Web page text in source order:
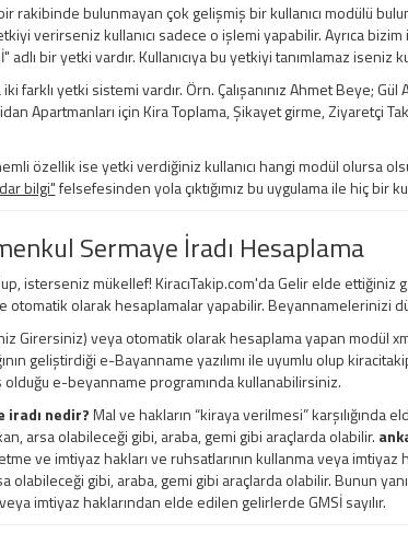
rakibinde bulunmayan çok gelişmiş bir kullanıcı modülü
verirseniz kullanıcı sadece o işlemi yapabilir. Ayrıca
adlı bir yetki vardır. Kullanıcıya bu yetkiyi tanımlamaz
farklı yetki sistemi vardır. Örn. Çalışanınız Ahmet Beye;
Apartmanları için Kira Toplama, Şikayet girme, Ziyaretçi
özellik ise yetki verdiğiniz kullanıcı hangi modül olursa
bilgi"felsefesinden yola çıktığımız bu uygulama ile hiç bir
Sermaye İradı Hesaplama
isterseniz mükellef! KiracıTakip.com'da Gelir elde ettiğiniz
otomatik olarak hesaplamalar yapabilir. Beyannamelerinizi
Girersiniz) veya otomatik olarak hesaplama yapan modül
geliştirdiği e-Bayanname yazılımı ile uyumlu olup
olduğu e-beyanname programında kullanabilirsiniz.
iradı nedir?Mal ve hakların “kiraya verilmesi” karşılığında
arsa olabileceği gibi, araba, gemi gibi araçlarda olabilir.
ve imtiyaz hakları ve ruhsatlarının kullanma veya
olabileceği gibi, araba, gemi gibi araçlarda olabilir. Bunun
imtiyaz haklarından elde edilen gelirlerde GMSİ sayılır.